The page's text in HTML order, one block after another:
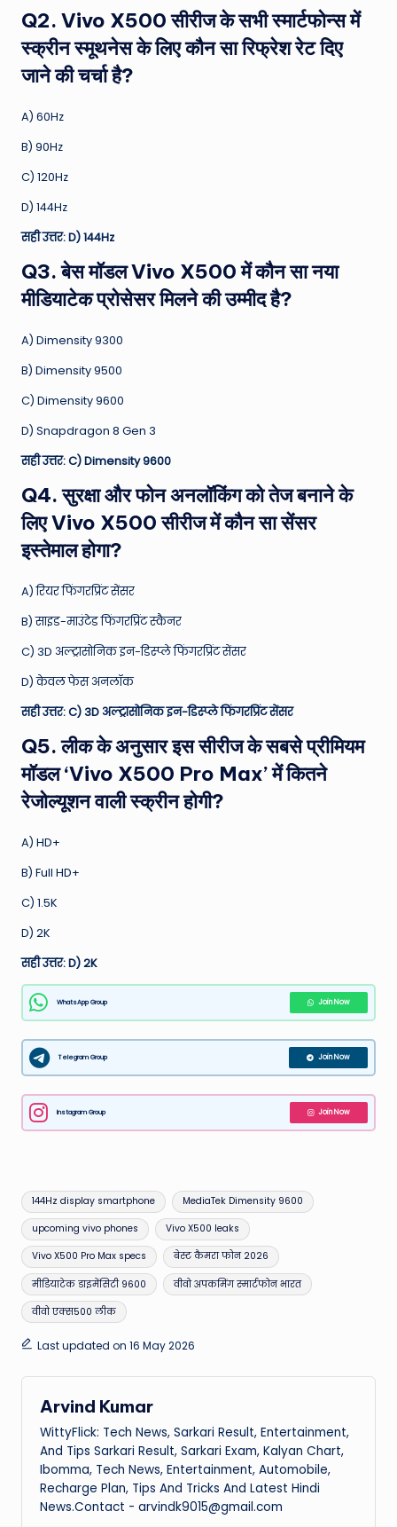
Q2. Vivo X500 सीरीज के सभी स्मार्टफोन्स में
स्क्रीन स्मूथनेस के लिए कौन सा रिफ्रेश रेट दिए
जाने की चर्चा है?
A) 60Hz
B) 90Hz
C) 120Hz
D) 144Hz
सही उत्तर: D) 144Hz
Q3. बेस मॉडल Vivo X500 में कौन सा नया
मीडियाटेक प्रोसेसर मिलने की उम्मीद है?
A) Dimensity 9300
B) Dimensity 9500
C) Dimensity 9600
D) Snapdragon 8 Gen 3
सही उत्तर: C) Dimensity 9600
Q4. सुरक्षा और फोन अनलॉकिंग को तेज बनाने के
लिए Vivo X500 सीरीज में कौन सा सेंसर
इस्तेमाल होगा?
A) रियर फिंगरप्रिंट सेंसर
B) साइड-माउंटेड फिंगरप्रिंट स्कैनर
C) 3D अल्ट्रासोनिक इन-डिस्प्ले फिंगरप्रिंट सेंसर
D) केवल फेस अनलॉक
सही उत्तर: C) 3D अल्ट्रासोनिक इन-डिस्प्ले फिंगरप्रिंट सेंसर
Q5. लीक के अनुसार इस सीरीज के सबसे प्रीमियम
मॉडल ‘Vivo X500 Pro Max’ में कितने
रेजोल्यूशन वाली स्क्रीन होगी?
A) HD+
B) Full HD+
C) 1.5K
D) 2K
सही उत्तर: D) 2K
WhatsApp Group Join Now
Telegram Group Join Now
Instagram Group Join Now
Tags:
144Hz display smartphone MediaTek Dimensity 9600
upcoming vivo phones Vivo X500 leaks
Vivo X500 Pro Max specs बेस्ट कैमरा फोन 2026
मीडियाटेक डाइमेंसिटी 9600 वीवो अपकमिंग स्मार्टफोन भारत
वीवो एक्स500 लीक
Last updated on 16 May 2026
Arvind Kumar
WittyFlick: Tech News, Sarkari Result, Entertainment,
And Tips Sarkari Result, Sarkari Exam, Kalyan Chart,
Ibomma, Tech News, Entertainment, Automobile,
Recharge Plan, Tips And Tricks And Latest Hindi
News.Contact - arvindk9015@gmail.com